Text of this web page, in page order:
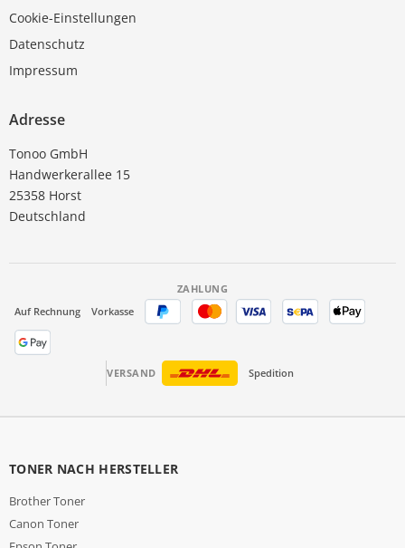
Cookie-Einstellungen
Datenschutz
Impressum
Adresse
Tonoo GmbH
Handwerkerallee 15
25358 Horst
Deutschland
ZAHLUNG
Auf Rechnung
Vorkasse
VERSAND Spedition
TONER NACH HERSTELLER
Brother Toner
Canon Toner